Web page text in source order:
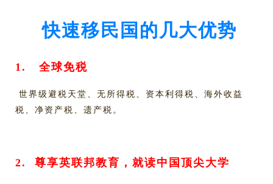
快速移民国的几大优势
1. 全球免税
世界级避税天堂、无所得税、资本利得税、海外收益
税、净资产税、遗产税。
2. 尊享英联邦教育，就读中国顶尖大学